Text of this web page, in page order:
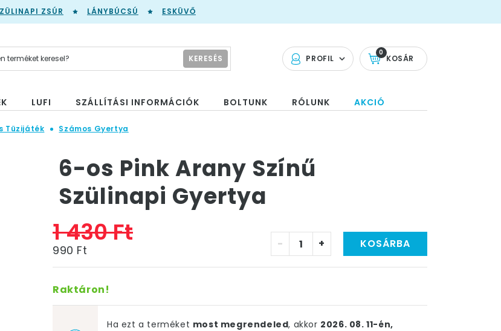
ZSÚR LÁNYBÚCSÚ ESKÜVŐ
PROFIL KOSÁR
0
KERESÉS
LUFI SZÁLLÍTÁSI INFORMÁCIÓK BOLTUNK RÓLUNK AKCIÓ
Tüzijáték Számos Gyertya
6-os Pink Arany Színű
Szülinapi Gyertya
1 430 Ft
990 Ft - + KOSÁRBA
Raktáron!
Ha ezt a terméket most megrendeled, akkor 2026. 08. 11-én,